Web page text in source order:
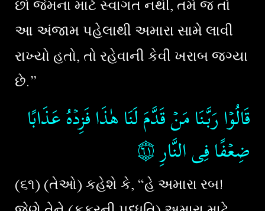
આ અંજામ પહેલાથી અમારા સામે લાવી
રાખ્યો હતો, તો રહેવાની કેવી ખરાબ જગ્યા
છે.”
قَالُوۡا رَبَّنَا مَنۡ قَدَّمَ لَنَا هٰذَا فَزِدۡهُ عَذَابًا
ضِعۡفًا فِى النَّارِ‏۝٦١
(૬૧) (તેઓ) કહેશે કે, “હે અમારા રબ!